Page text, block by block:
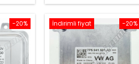
-20% -20%
İndirimli fiyat